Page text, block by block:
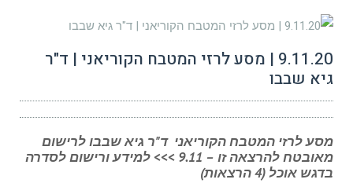
9.11.20 | מסע לרזי המטבח הקוריאני | ד"ר
גיא שבבו
מסע לרזי המטבח הקוריאני ד"ר גיא שבבו לרישום
מאובטח להרצאה זו – 9.11 >>> למידע ורישום לסדרה
בדגש אוכל (4 הרצאות)